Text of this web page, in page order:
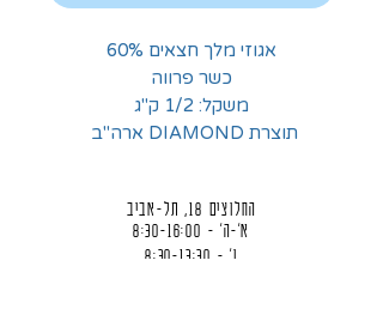
אגוזי מלך חצאים 60%
כשר פרווה
משקל: 1/2 ק"ג
תוצרת DIAMOND ארה"ב
החלוצים 18, תל-אביב
א'-ה' - 8:30-16:00
ו' - 8:30-13:30